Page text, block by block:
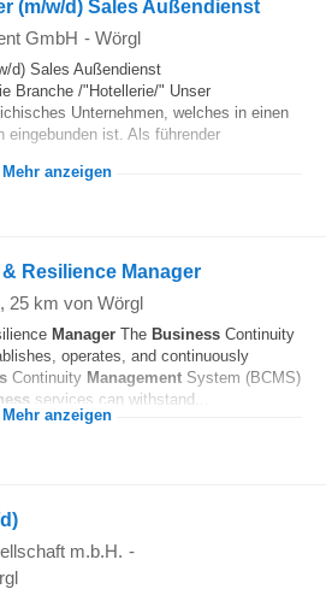
(m/w/d) Sales Außendienst
GmbH - Wörgl
d) Sales Außendienst
Branche /"Hotellerie/" Unser
Unternehmen, welches in einen
eingebunden ist. Als führender
Mehr anzeigen
Resilience Manager
, 25 km von Wörgl
Manager The Business Continuity
operates, and continuously
Continuity Management System (BCMS)
services can withstand...
Mehr anzeigen
m.b.H. -